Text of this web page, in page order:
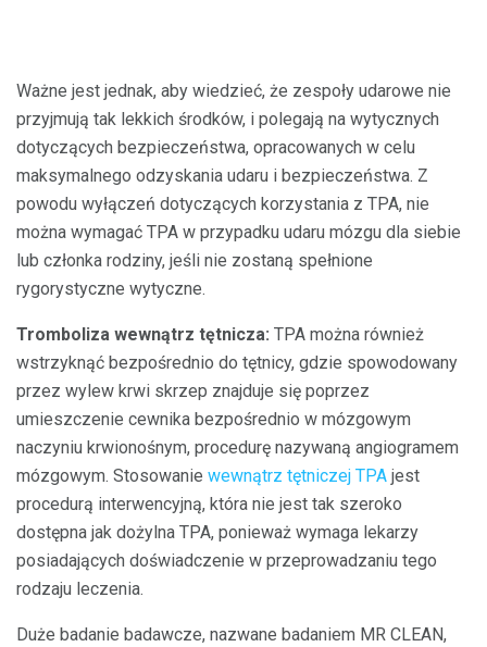
Ważne jest jednak, aby wiedzieć, że zespoły udarowe nie
przyjmują tak lekkich środków, i polegają na wytycznych
dotyczących bezpieczeństwa, opracowanych w celu
maksymalnego odzyskania udaru i bezpieczeństwa. Z
powodu wyłączeń dotyczących korzystania z TPA, nie
można wymagać TPA w przypadku udaru mózgu dla siebie
lub członka rodziny, jeśli nie zostaną spełnione
rygorystyczne wytyczne.
Tromboliza wewnątrz tętnicza: TPA można również
wstrzyknąć bezpośrednio do tętnicy, gdzie spowodowany
przez wylew krwi skrzep znajduje się poprzez
umieszczenie cewnika bezpośrednio w mózgowym
naczyniu krwionośnym, procedurę nazywaną angiogramem
mózgowym. Stosowanie wewnątrz tętniczej TPA jest
procedurą interwencyjną, która nie jest tak szeroko
dostępna jak dożylna TPA, ponieważ wymaga lekarzy
posiadających doświadczenie w przeprowadzaniu tego
rodzaju leczenia.
Duże badanie badawcze, nazwane badaniem MR CLEAN,